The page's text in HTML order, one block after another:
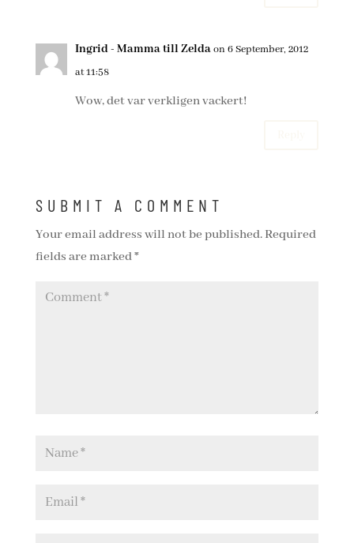
Ingrid - Mamma till Zeldaon 6 September, 2012
at 11:58
Wow, det var verkligen vackert!
SUBMIT A COMMENT
Your email address will not be published.Required
fields are marked*